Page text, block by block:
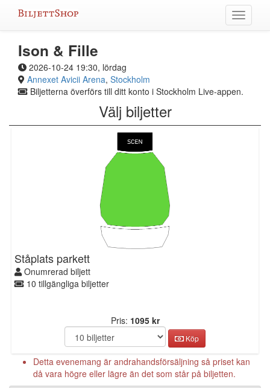
Växla
meny
Ison & Fille
2026-10-24 19:30, lördag
Annexet Avicii Arena, Stockholm
Biljetterna överförs till ditt konto i Stockholm Live-appen.
Välj biljetter
Ståplats parkett
Onumrerad biljett
10 tillgängliga biljetter
Pris: 1095 kr
Köp
Detta evenemang är andrahandsförsäljning så priset kan
då vara högre eller lägre än det som står på biljetten.